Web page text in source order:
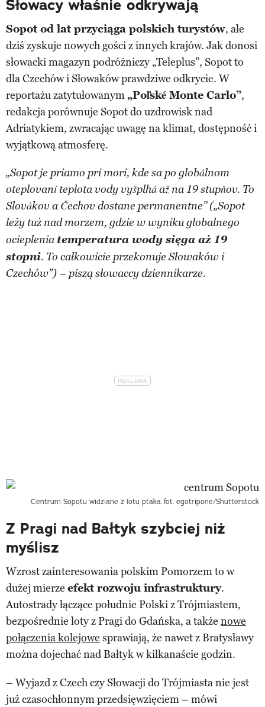
Słowacy właśnie odkrywają
Sopot od lat przyciąga polskich turystów, ale
dziś zyskuje nowych gości z innych krajów. Jak donosi
słowacki magazyn podróżniczy „Teleplus”, Sopot to
dla Czechów i Słowaków prawdziwe odkrycie. W
reportażu zatytułowanym„Poľské Monte Carlo”,
redakcja porównuje Sopot do uzdrowisk nad
Adriatykiem, zwracając uwagę na klimat, dostępność i
wyjątkową atmosferę.
„Sopot je priamo pri mori, kde sa po globálnom
oteplovaní teplota vody vyšplhá až na 19 stupňov. To
Slovákov a Čechov dostane permanentne”(„Sopot
leży tuż nad morzem, gdzie w wyniku globalnego
ocieplenia temperatura wody sięga aż 19
stopni. To całkowicie przekonuje Słowaków i
Czechów”) – piszą słowaccy dziennikarze.
Centrum Sopotu widziane z lotu ptaka. fot. egotripone/Shutterstock
Z Pragi nad Bałtyk szybciej niż
myślisz
Wzrost zainteresowania polskim Pomorzem to w
dużej mierze efekt rozwoju infrastruktury.
Autostrady łączące południe Polski z Trójmiastem,
bezpośrednie loty z Pragi do Gdańska, a także nowe
połączenia kolejowe sprawiają, że nawet z Bratysławy
można dojechać nad Bałtyk w kilkanaście godzin.
– Wyjazd z Czech czy Słowacji do Trójmiasta nie jest
już czasochłonnym przedsięwzięciem – mówi